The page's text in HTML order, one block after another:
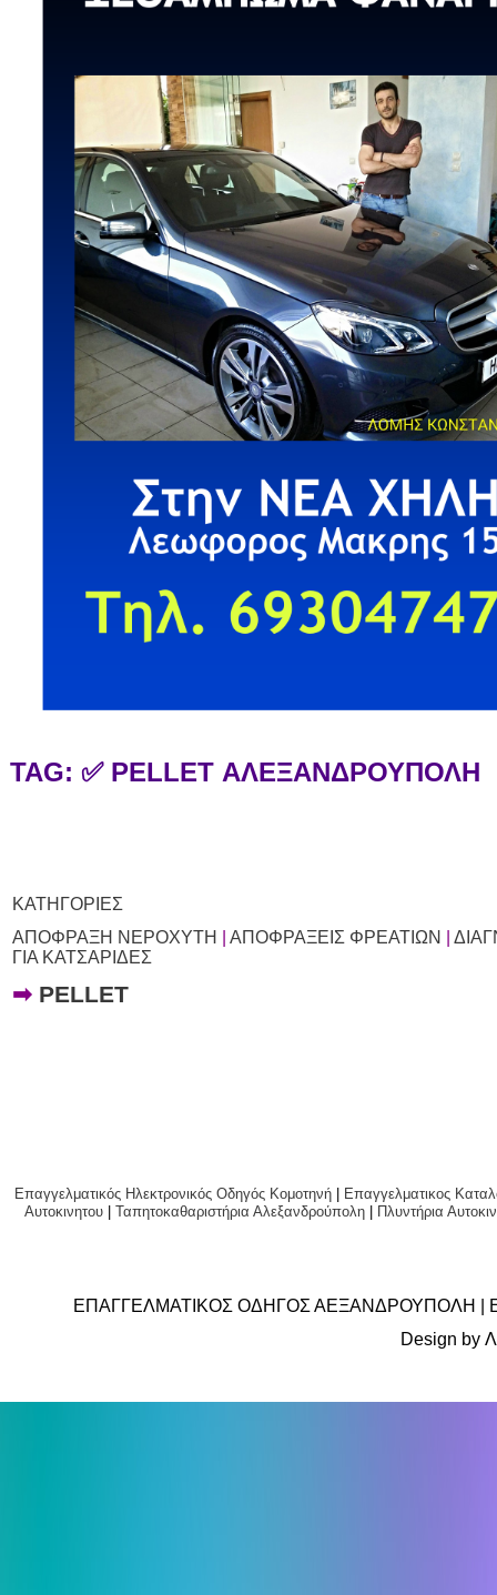
TAG: ✅ PELLET ΑΛΕΞΑΝΔΡΟΥΠΟΛΗ
ΚΑΤΗΓΟΡΙΕΣ
ΑΠΟΦΡΑΞΗ ΝΕΡΟΧΥΤΗ
ΑΠΟΦΡΑΞΕΙΣ ΦΡΕΑΤΙΩΝ
ΓΙΑ ΚΑΤΣΑΡΙΔΕΣ
➡ PELLET
ΕΠΑΓΓΕΛΜΑΤΙΚΟΣ ΟΔΗΓΟΣ ΑΕΞΑΝΔΡΟΥΠΟΛΗ
Design by
Επαγγελματικός Ηλεκτρονικός Οδηγός Κομοτηνή
Επαγγελματικος
Αυτοκινητου |Ταπητοκαθαριστήρια Αλεξανδρούπολη Πλυντήρια